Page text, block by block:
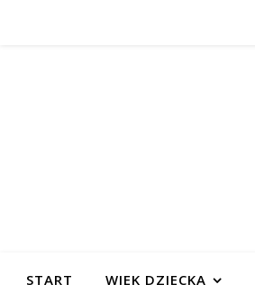
START WIEK DZIECKA